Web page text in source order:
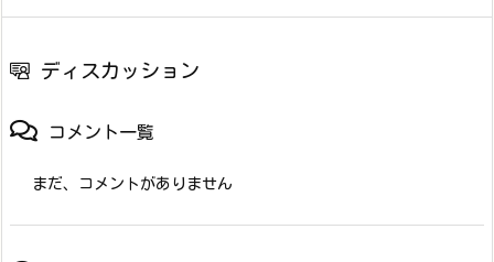
ディスカッション
コメント一覧
まだ、コメントがありません